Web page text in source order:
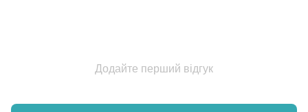
Додайте перший відгук